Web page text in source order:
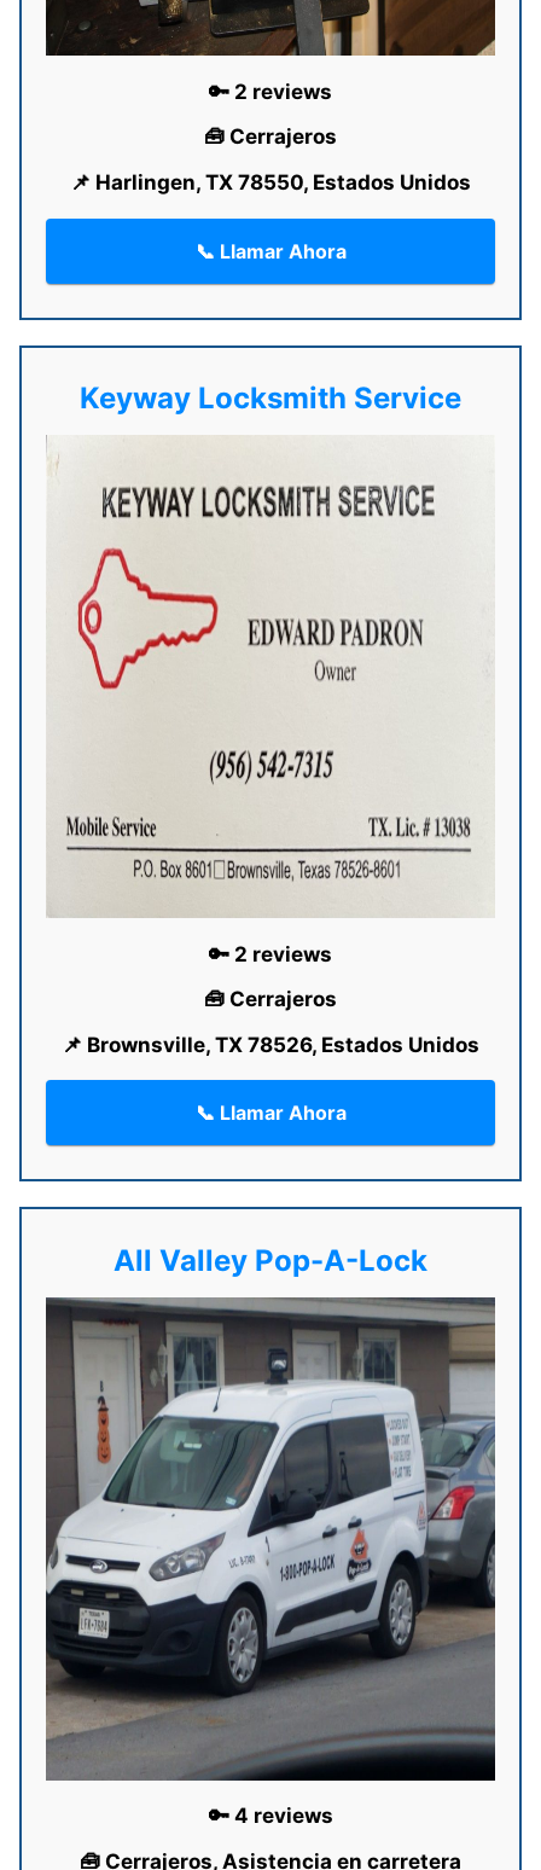
🔑 2 reviews
🧰 Cerrajeros
📌 Harlingen, TX 78550, Estados Unidos
📞 Llamar Ahora
Keyway Locksmith Service
🔑 2 reviews
🧰 Cerrajeros
📌 Brownsville, TX 78526, Estados Unidos
📞 Llamar Ahora
All Valley Pop-A-Lock
🔑 4 reviews
🧰 Cerrajeros, Asistencia en carretera